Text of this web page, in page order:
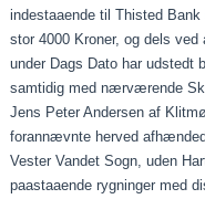
indestaaende til Thisted
stor 4000 Kroner, og dels
under Dags Dato har udstedt
samtidig med nærværende
Jens Peter Andersen af
forannævnte herved
Vester Vandet Sogn, uden
paastaaende rygninger med